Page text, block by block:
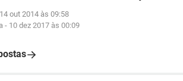
14 out 2014 às 09:58
- 10 dez 2017 às 00:09